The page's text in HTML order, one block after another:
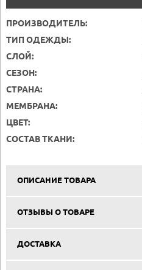
ПРОИЗВОДИТЕЛЬ:
ТИП ОДЕЖДЫ:
СЛОЙ:
СЕЗОН:
СТРАНА:
МЕМБРАНА:
ЦВЕТ:
СОСТАВ ТКАНИ:
ОПИСАНИЕ ТОВАРА
ОТЗЫВЫ О ТОВАРЕ
ДОСТАВКА